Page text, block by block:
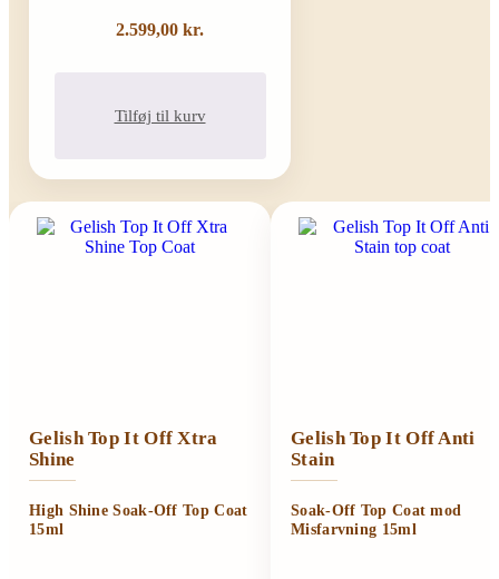
2.599,00 kr.
Tilføj til kurv
Gelish Top It Off Xtra
Shine
High Shine Soak-Off Top Coat
15ml
Gelish Top It Off Anti
Stain
Soak-Off Top Coat mod
Misfarvning 15ml